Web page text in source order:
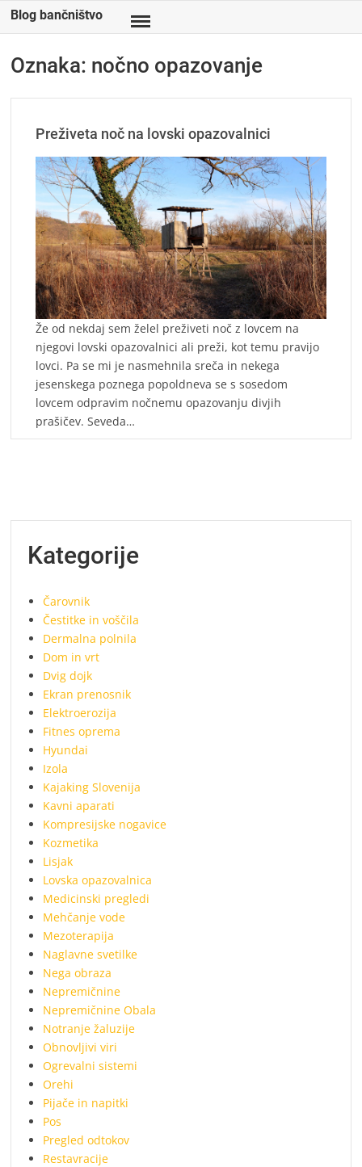
SkipBlog bančništvo
Oznaka: nočno opazovanje
Preživeta noč na lovski opazovalnici
Že od nekdaj sem želel preživeti noč z lovcem na
njegovi lovski opazovalnici ali preži, kot temu pravijo
lovci. Pa se mi je nasmehnila sreča in nekega
jesenskega poznega popoldneva se s sosedom
lovcem odpravim nočnemu opazovanju divjih
prašičev. Seveda…
Kategorije
Čarovnik
Čestitke in voščila
Dermalna polnila
Dom in vrt
Dvig dojk
Ekran prenosnik
Elektroerozija
Fitnes oprema
Hyundai
Izola
Kajaking Slovenija
Kavni aparati
Kompresijske nogavice
Kozmetika
Lisjak
Lovska opazovalnica
Medicinski pregledi
Mehčanje vode
Mezoterapija
Naglavne svetilke
Nega obraza
Nepremičnine
Nepremičnine Obala
Notranje žaluzije
Obnovljivi viri
Ogrevalni sistemi
Orehi
Pijače in napitki
Pos
Pregled odtokov
Restavracije